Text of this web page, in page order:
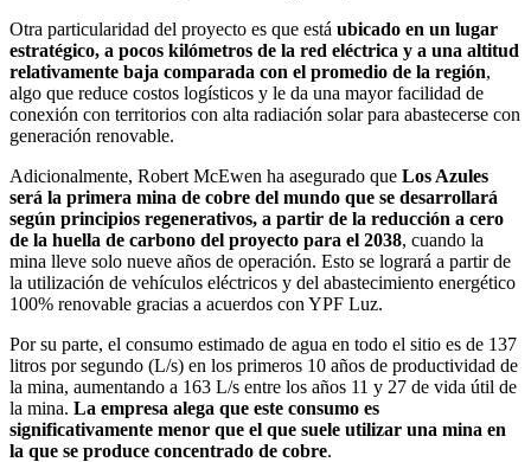
Otra particularidad del proyecto es que está ubicado en un lugar
estratégico, a pocos kilómetros de la red eléctrica y a una altitud
relativamente baja comparada con el promedio de la región,
algo que reduce costos logísticos y le da una mayor facilidad de
conexión con territorios con alta radiación solar para abastecerse con
generación renovable.
Adicionalmente, Robert McEwen ha asegurado que Los Azules
será la primera mina de cobre del mundo que se desarrollará
según principios regenerativos, a partir de la reducción a cero
de la huella de carbono del proyecto para el 2038, cuando la
mina lleve solo nueve años de operación. Esto se logrará a partir de
la utilización de vehículos eléctricos y del abastecimiento energético
100% renovable gracias a acuerdos con YPF Luz.
Por su parte, el consumo estimado de agua en todo el sitio es de 137
litros por segundo (L/s) en los primeros 10 años de productividad de
la mina, aumentando a 163 L/s entre los años 11 y 27 de vida útil de
la mina. La empresa alega que este consumo es
significativamente menor que el que suele utilizar una mina en
la que se produce concentrado de cobre.